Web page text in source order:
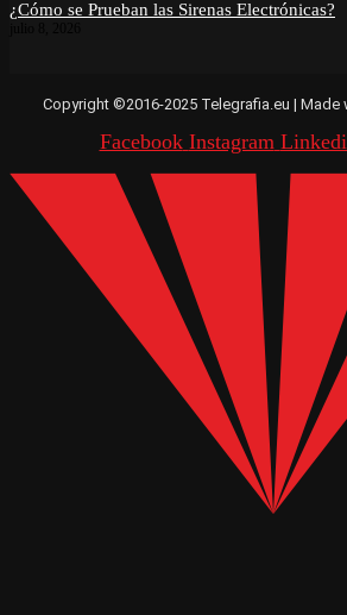
¿Cómo se Prueban las Sirenas Electrónicas?
Copyright ©2016-2025 Telegrafia.eu | Made
Facebook Instagram